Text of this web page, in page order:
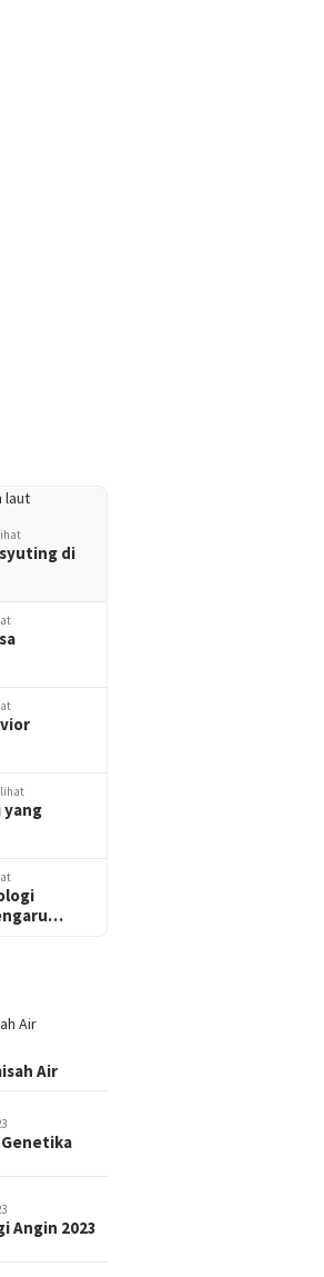
Cara Membuat Teknologi
di
yang
Air
Genetika
Angin 2023